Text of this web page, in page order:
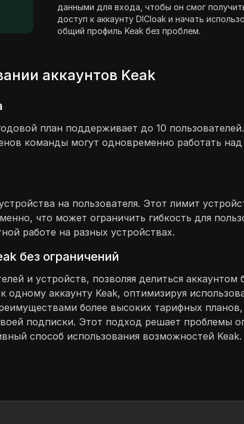
данными для входа, чтобы он смог
доступ к аккаунту DICloak и начать
общий профиль Keak без проблем.
аккаунтов Keak
план поддерживает до 10
команды могут одновременно работать
на пользователя. Этот лимит
что может ограничить гибкость для
работе на разных устройствах.
без ограничений
и устройств, позволяя делиться аккаунтом
одному аккаунту Keak, оптимизируя
более высоких тарифных
подписки. Этот подход решает проблемы
способ использования возможностей Keak.